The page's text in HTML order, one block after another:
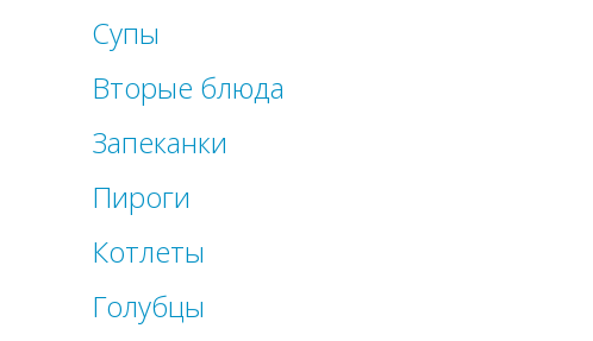
Супы
Вторые блюда
Запеканки
Пироги
Котлеты
Голубцы